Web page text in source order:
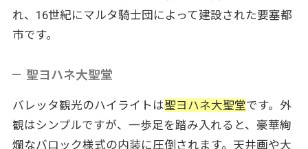
れ、16世紀にマルタ騎士団によって建設された要塞都
市です。
聖ヨハネ大聖堂
バレッタ観光のハイライトは聖ヨハネ大聖堂です。外
観はシンプルですが、一歩足を踏み入れると、豪華絢
爛なバロック様式の内装に圧倒されます。天井画や大